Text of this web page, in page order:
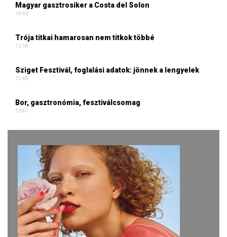
Magyar gasztrosiker a Costa del Solon
14:40
Trója titkai hamarosan nem titkok többé
12:58
Sziget Fesztivál, foglalási adatok: jönnek a lengyelek
12:48
Bor, gasztronómia, fesztiválcsomag
10:47